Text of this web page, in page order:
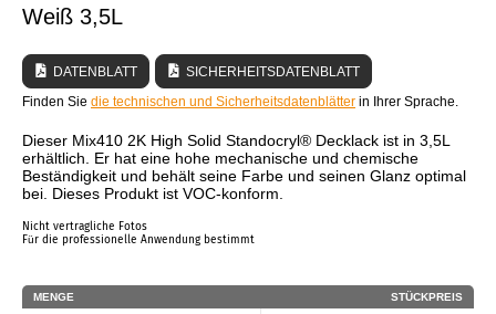
Weiß 3,5L
DATENBLATT
SICHERHEITSDATENBLATT
Finden Sie die technischen und Sicherheitsdatenblätter in Ihrer Sprache.
Dieser Mix410 2K High Solid Standocryl® Decklack ist in 3,5L
erhältlich. Er hat eine hohe mechanische und chemische
Beständigkeit und behält seine Farbe und seinen Glanz optimal
bei. Dieses Produkt ist VOC-konform.
Nicht vertragliche Fotos
Für die professionelle Anwendung bestimmt
MENGE STÜCKPREIS